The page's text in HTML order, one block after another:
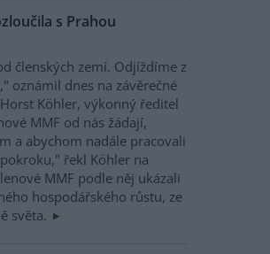
s Prahou
členských zemí. Odjíždíme z
oznámil dnes na závěrečné
Köhler, výkonný ředitel
MMF od nás žádají,
a abychom nadále pracovali
řekl Köhler na
MMF podle něj ukázali
hospodářského růstu, ze
světa.